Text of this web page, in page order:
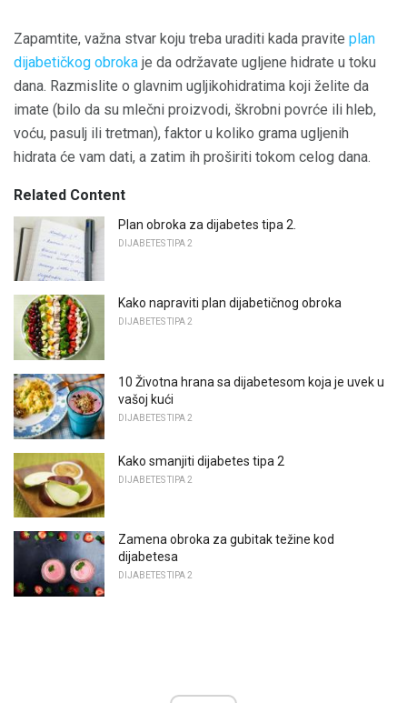
Zapamtite, važna stvar koju treba uraditi kada pravite plan
dijabetičkog obroka je da održavate ugljene hidrate u toku
dana. Razmislite o glavnim ugljikohidratima koji želite da
imate (bilo da su mlečni proizvodi, škrobni povrće ili hleb,
voću, pasulj ili tretman), faktor u koliko grama ugljenih
hidrata će vam dati, a zatim ih proširiti tokom celog dana.
Related Content
Plan obroka za dijabetes tipa 2.
DIJABETES TIPA 2
Kako napraviti plan dijabetičnog obroka
DIJABETES TIPA 2
10 Životna hrana sa dijabetesom koja je uvek u
vašoj kući
DIJABETES TIPA 2
Kako smanjiti dijabetes tipa 2
DIJABETES TIPA 2
Zamena obroka za gubitak težine kod
dijabetesa
DIJABETES TIPA 2